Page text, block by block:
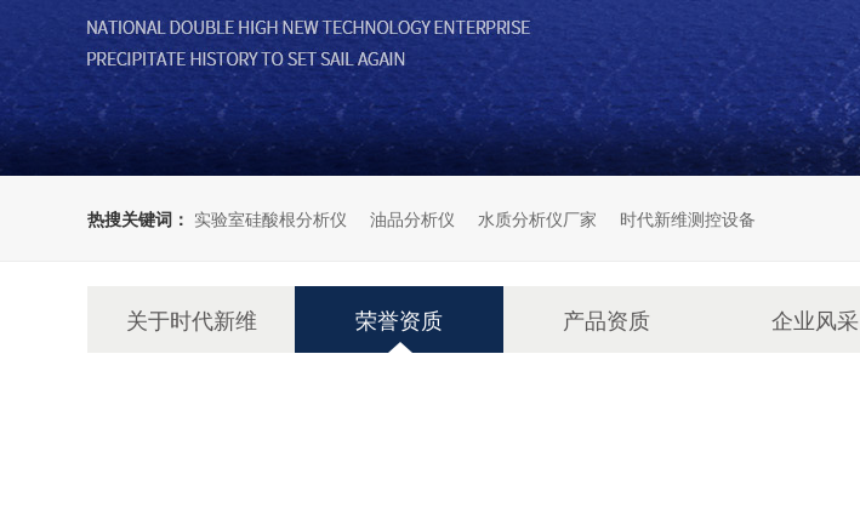
热搜关键词： 实验室硅酸根分析仪 油品分析仪 水质分析仪厂家 时代新维测控设备
关于时代新维 荣誉资质 产品资质 企业风采